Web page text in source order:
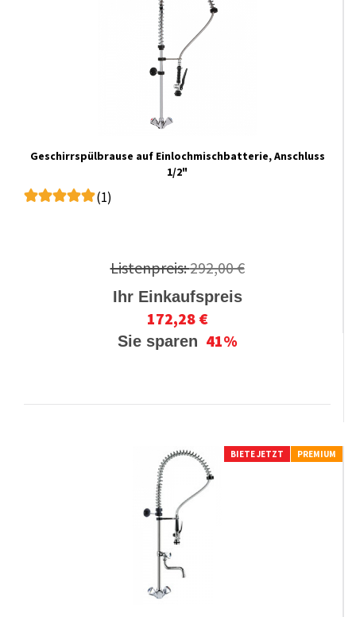
Geschirrspülbrause auf Einlochmischbatterie, Anschluss
1/2"
(1)
Listenpreis:292,00 €
Ihr Einkaufspreis
172,28 €
Sie sparen 41%
BIETE JETZT PREMIUM